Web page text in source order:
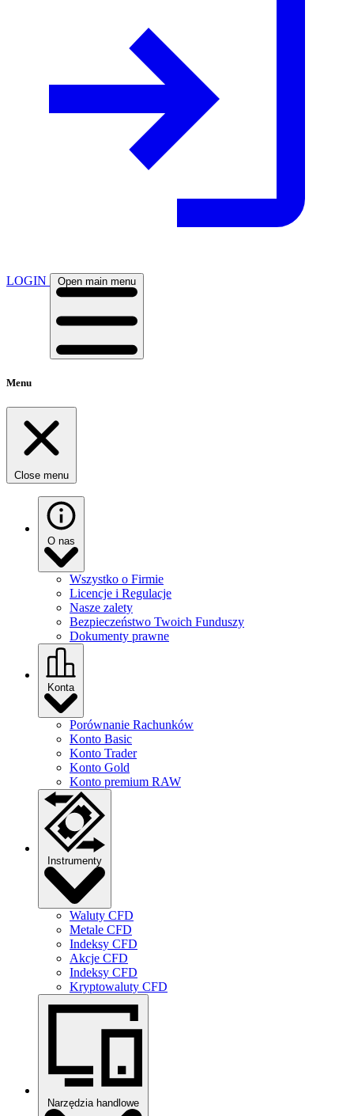
LOGIN Open main menu
Menu
Close menu
O nas
Wszystko o Firmie
Licencje i Regulacje
Nasze zalety
Bezpieczeństwo Twoich Funduszy
Dokumenty prawne
Konta
Porównanie Rachunków
Konto Basic
Konto Trader
Konto Gold
Konto premium RAW
Instrumenty
Waluty CFD
Metale CFD
Indeksy CFD
Akcje CFD
Indeksy CFD
Kryptowaluty CFD
Narzędzia handlowe